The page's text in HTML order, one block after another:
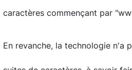
caractères commençant par
En revanche, la technologie n'a